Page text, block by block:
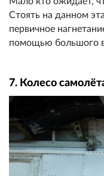
Стоять на данном
первичное
помощью большого
7. Колесо